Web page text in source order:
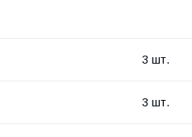
3 шт.
3 шт.